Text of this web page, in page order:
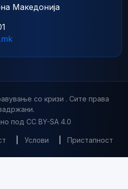
Македонија
со кризи . Сите права
под CC BY-SA 4.0
Услови Пристапност